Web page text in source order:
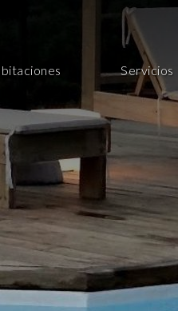
Servicios